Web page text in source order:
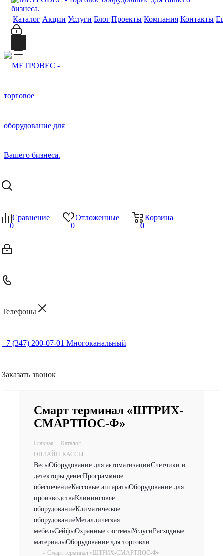
Каталог Акции Услуги Блог Проекты Компания Контакты
Сравнение
0
Отложенные
0
Корзина
0
0
Телефоны
+7 (347) 200-07-01 Многоканальный
Заказать звонок
Смарт терминал «ШТРИХ-
СМАРТПОС-Ф»
Главная - Каталог -
ОНЛАЙН-КАССЫ
ВесыОборудование для автоматизацииСчетчики и
детекторы денегПрограммное
обеспечениеКассовые аппаратыОборудование для
производстваКлининговое
оборудованиеКлиматическое
оборудованиеМеталлическая
мебельСейфыОхранные системыУслугиРасходные
материалыОборудование для торговли
- Смарт терминал «ШТРИХ-СМАРТПОС-Ф»